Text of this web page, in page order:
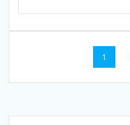
Navigazione
Pagina
1